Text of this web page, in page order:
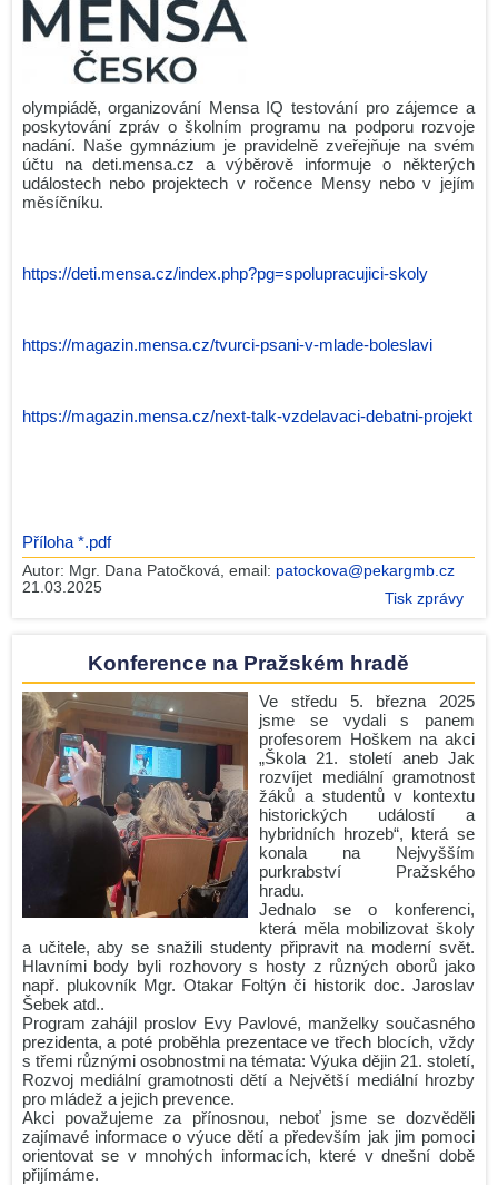
olympiádě, organizování Mensa IQ testování pro zájemce a
poskytování zpráv o školním programu na podporu rozvoje
nadání. Naše gymnázium je pravidelně zveřejňuje na svém
účtu na deti.mensa.cz a výběrově informuje o některých
událostech nebo projektech v ročence Mensy nebo v jejím
měsíčníku.
https://deti.mensa.cz/index.php?pg=spolupracujici-skoly
https://magazin.mensa.cz/tvurci-psani-v-mlade-boleslavi
https://magazin.mensa.cz/next-talk-vzdelavaci-debatni-projekt
Příloha *.pdf
Autor: Mgr. Dana Patočková , email: patockova@pekargmb.cz
21.03.2025
Tisk zprávy
Konference na Pražském hradě
Ve středu 5. března 2025
jsme se vydali s panem
profesorem Hoškem na akci
„Škola 21. století aneb Jak
rozvíjet mediální gramotnost
žáků a studentů v kontextu
historických událostí a
hybridních hrozeb“, která se
konala na Nejvyšším
purkrabství Pražského
hradu.
Jednalo se o konferenci,
která měla mobilizovat školy
a učitele, aby se snažili studenty připravit na moderní svět.
Hlavními body byli rozhovory s hosty z různých oborů jako
např. plukovník Mgr. Otakar Foltýn či historik doc. Jaroslav
Šebek atd..
Program zahájil proslov Evy Pavlové, manželky současného
prezidenta, a poté proběhla prezentace ve třech blocích, vždy
s třemi různými osobnostmi na témata: Výuka dějin 21. století,
Rozvoj mediální gramotnosti dětí a Největší mediální hrozby
pro mládež a jejich prevence.
Akci považujeme za přínosnou, neboť jsme se dozvěděli
zajímavé informace o výuce dětí a především jak jim pomoci
orientovat se v mnohých informacích, které v dnešní době
přijímáme.